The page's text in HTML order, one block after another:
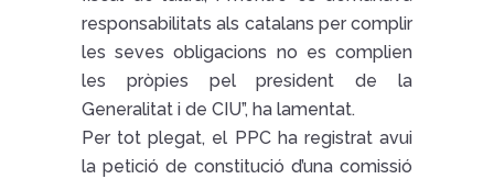
responsabilitats als catalans per complir
les seves obligacions no es complien
les pròpies pel president de la
Generalitat i de CIU”, ha lamentat.
Per tot plegat, el PPC ha registrat avui
la petició de constitució d’una comissió